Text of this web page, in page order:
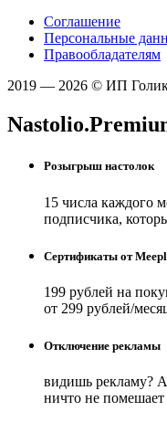
Соглашение
Персональные
Правообладателям
2019 — 2026 © ИП
Розыгрыш настолок
15 числа каждого
подписчика,
Сертификаты от
199 рублей на
от 299 рублей/
Отключение рекламы
видишь рекламу?
ничто не помешает